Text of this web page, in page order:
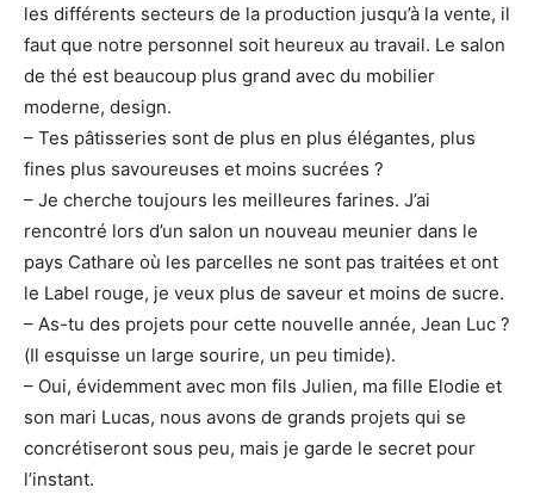
les différents secteurs de la production jusqu’à la vente, il
faut que notre personnel soit heureux au travail. Le salon
de thé est beaucoup plus grand avec du mobilier
moderne, design.
– Tes pâtisseries sont de plus en plus élégantes, plus
fines plus savoureuses et moins sucrées ?
– Je cherche toujours les meilleures farines. J’ai
rencontré lors d’un salon un nouveau meunier dans le
pays Cathare où les parcelles ne sont pas traitées et ont
le Label rouge, je veux plus de saveur et moins de sucre.
– As-tu des projets pour cette nouvelle année, Jean Luc ?
(Il esquisse un large sourire, un peu timide).
– Oui, évidemment avec mon fils Julien, ma fille Elodie et
son mari Lucas, nous avons de grands projets qui se
concrétiseront sous peu, mais je garde le secret pour
l’instant.